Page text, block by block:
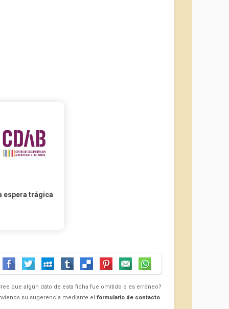
espera trágica
que algún dato de esta ficha fue omitido o es erróneo?
su sugerencia mediante el formulario de contacto.